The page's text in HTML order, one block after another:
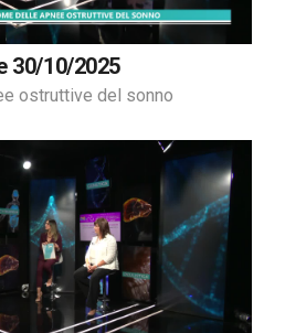
30/10/2025
ostruttive del sonno